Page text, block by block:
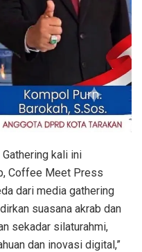
kali ini
Coffee Meet Press
dari media gathering
suasana akrab dan
sekadar silaturahmi,
dan inovasi digital,”